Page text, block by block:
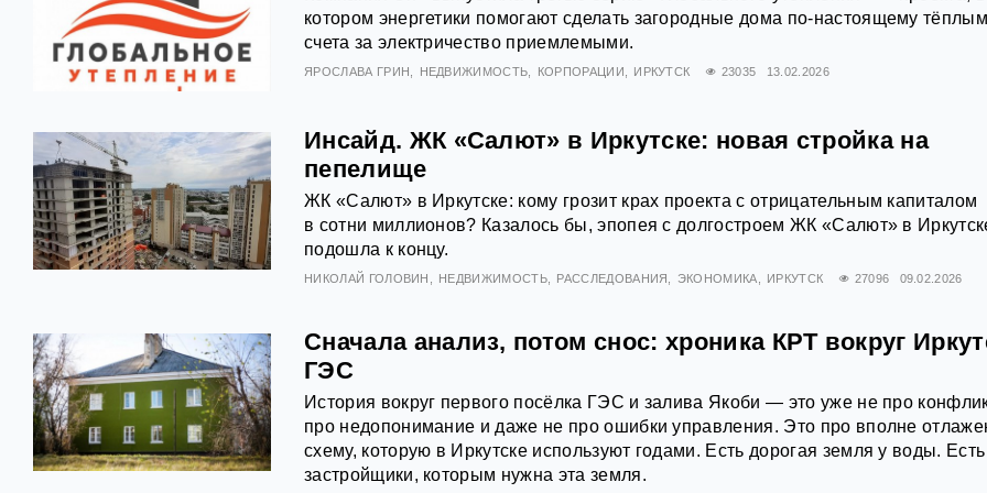
котором энергетики помогают сделать загородные дома по-настоящему
счета за электричество приемлемыми.
ЯРОСЛАВА ГРИН НЕДВИЖИМОСТЬ КОРПОРАЦИИ ИРКУТСК 23035 13.02.2026
Инсайд. ЖК «Салют» в Иркутске: новая стройка на
пепелище
ЖК «Салют» в Иркутске: кому грозит крах проекта с отрицательным капиталом
в сотни миллионов? Казалось бы, эпопея с долгостроем ЖК «Салют» в
подошла к концу.
НИКОЛАЙ ГОЛОВИН НЕДВИЖИМОСТЬ РАССЛЕДОВАНИЯ ЭКОНОМИКА ИРКУТСК 27096 09.02.2026
Сначала анализ, потом снос: хроника КРТ вокруг
ГЭС
История вокруг первого посёлка ГЭС и залива Якоби — это уже не про
про недопонимание и даже не про ошибки управления. Это про вполне
схему, которую в Иркутске используют годами. Есть дорогая земля у воды. Есть
застройщики, которым нужна эта земля.